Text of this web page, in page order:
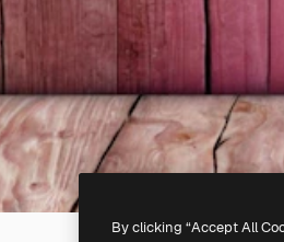
By clicking “Accept All